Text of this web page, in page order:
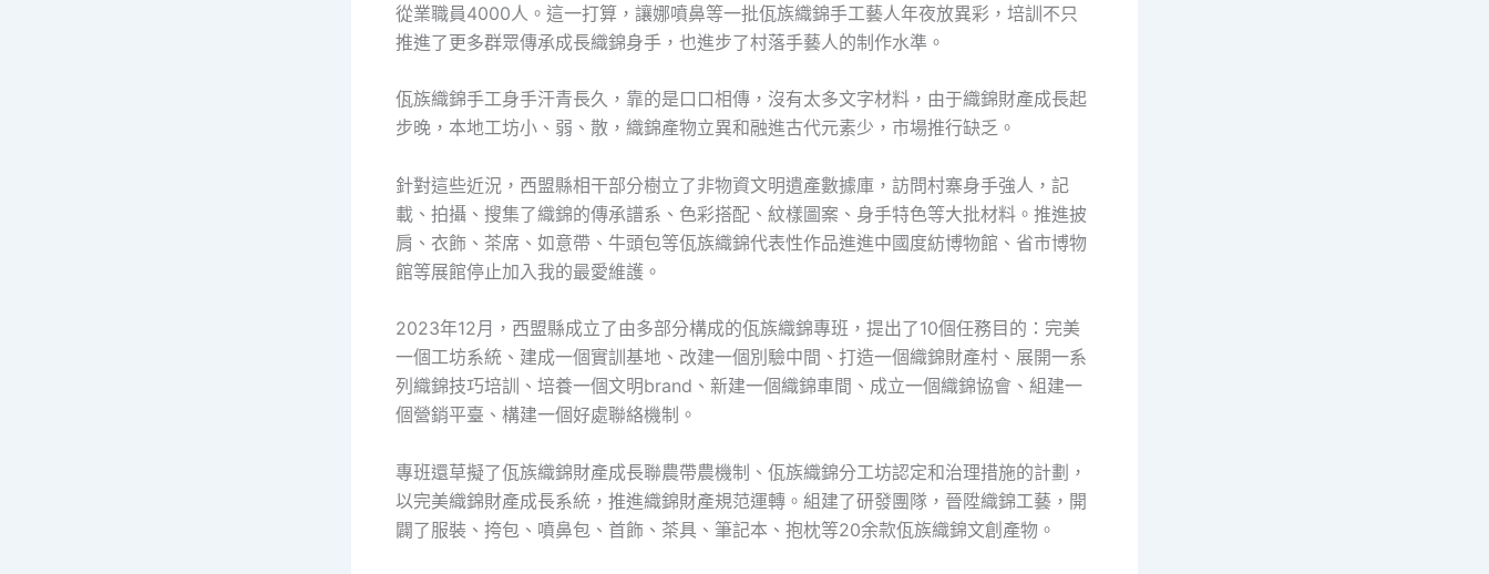
從業職員4000人。這一打算，讓娜噴鼻等一批佤族織錦手工藝人年夜放異彩，培訓不只
推進了更多群眾傳承成長織錦身手，也進步了村落手藝人的制作水準。
佤族織錦手工身手汗青長久，靠的是口口相傳，沒有太多文字材料，由于織錦財產成長起
步晚，本地工坊小、弱、散，織錦產物立異和融進古代元素少，市場推行缺乏。
針對這些近況，西盟縣相干部分樹立了非物資文明遺產數據庫，訪問村寨身手強人，記
載、拍攝、搜集了織錦的傳承譜系、色彩搭配、紋樣圖案、身手特色等大批材料。推進披
肩、衣飾、茶席、如意帶、牛頭包等佤族織錦代表性作品進進中國度紡博物館、省市博物
館等展館停止加入我的最愛維護。
2023年12月，西盟縣成立了由多部分構成的佤族織錦專班，提出了10個任務目的：完美
一個工坊系統、建成一個實訓基地、改建一個別驗中間、打造一個織錦財產村、展開一系
列織錦技巧培訓、培養一個文明brand、新建一個織錦車間、成立一個織錦協會、組建一
個營銷平臺、構建一個好處聯絡機制。
專班還草擬了佤族織錦財產成長聯農帶農機制、佤族織錦分工坊認定和治理措施的計劃，
以完美織錦財產成長系統，推進織錦財產規范運轉。組建了研發團隊，晉陞織錦工藝，開
闢了服裝、挎包、噴鼻包、首飾、茶具、筆記本、抱枕等20余款佤族織錦文創產物。